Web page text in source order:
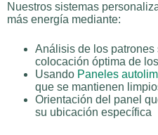
Nuestros sistemas
más energía mediante:
Análisis de los
colocación óptima de
Usando Paneles
que se mantienen
Orientación del panel
su ubicación específica